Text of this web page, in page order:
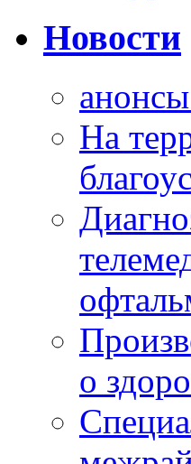
Новости
На
о